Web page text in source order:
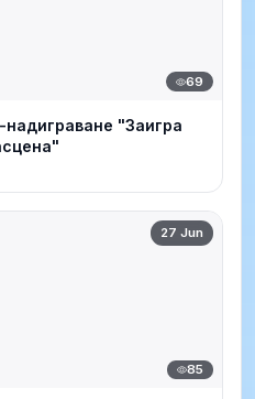
69
"Заигра
27 Jun
85